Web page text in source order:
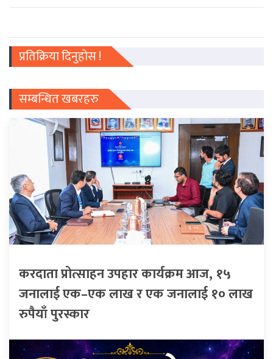
प्रतिक्रिया दिनुहोस !
सम्बन्धित खबरहरु
करदाता प्रोत्साहन उपहार कार्यक्रम आज, १५
जनालाई एक–एक लाख र एक जनालाई १० लाख
रुपैयाँ पुरस्कार